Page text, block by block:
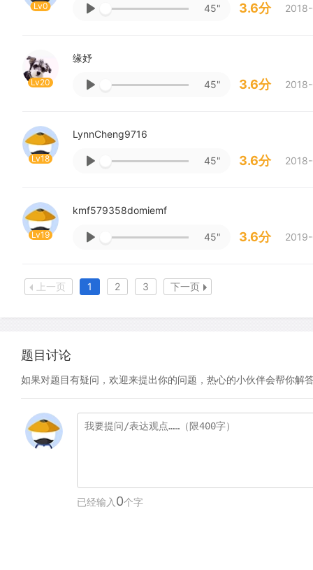
Lv0 45" 3.6分
Lv20
缘妤
45" 3.6分
Lv18
LynnCheng9716
45" 3.6分
Lv19
kmf579358domiemf
45" 3.6分
上一页 1 2 3 下一页
题目讨论
如果对题目有疑问，欢迎来提出你的问题，热心的小伙伴会帮你解
已经输入 0个字